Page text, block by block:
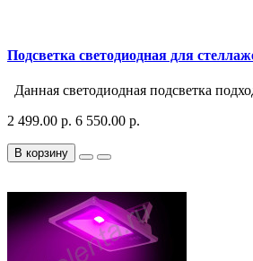
Подсветка светодиодная для
Данная светодиодная подсветка
2 499.00 р. 6 550.00 р.
В корзину